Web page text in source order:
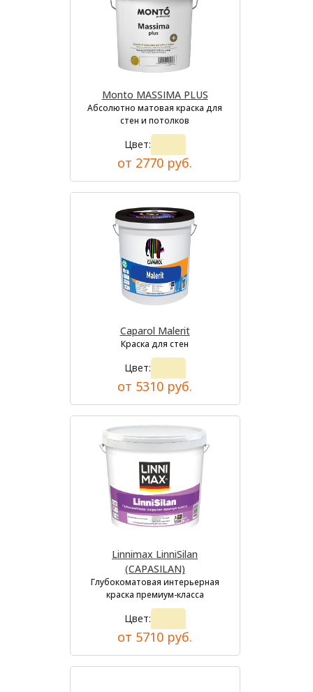
Monto MASSIMA PLUS
Абсолютно матовая краска для
стен и потолков
Цвет:
от 2770 руб.
Caparol Malerit
Краска для стен
Цвет:
от 5310 руб.
Linnimax LinniSilan
(CAPASILAN)
Глубокоматовая интерьерная
краска премиум-класса
Цвет:
от 5710 руб.